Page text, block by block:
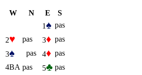
W N E
S
1♠ pas
2♥ pas 3♦ pas
3♠ pas 4♦ pas
4BA pas 5♣ pas